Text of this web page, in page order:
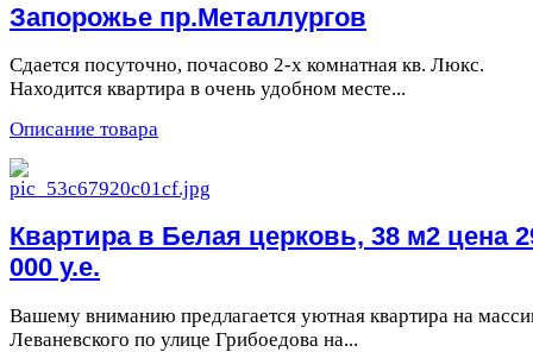
Запорожье пр.Металлургов
Сдается посуточно, почасово 2-х комнатная кв. Люкс.
Находится квартира в очень удобном месте...
Описание товара
Квартира в Белая церковь, 38 м2 цена
000 у.е.
Вашему вниманию предлагается уютная квартира на
Леваневского по улице Грибоедова на...